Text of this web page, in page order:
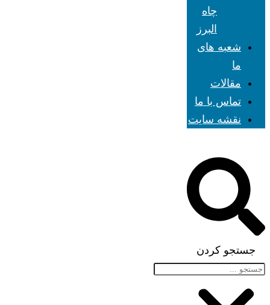
چاه
البرز
شعبه های
ما
مقالات
تماس با ما
نقشه سایت
جستجو کردن